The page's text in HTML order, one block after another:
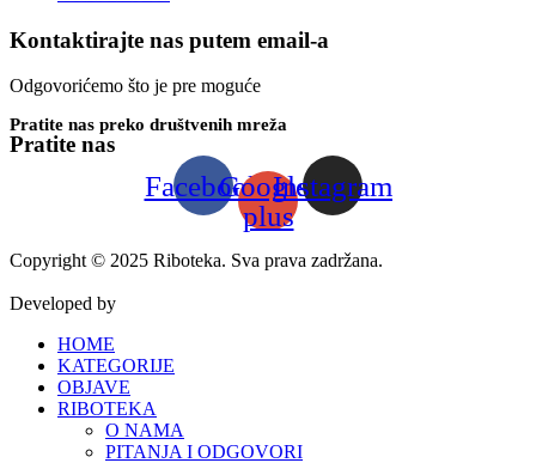
Kontaktirajte nas putem email-a
Odgovorićemo što je pre moguće
Pratite nas preko društvenih mreža
Pratite nas
FacebookGoogle-
plus
Instagram
Copyright © 2025 Riboteka. Sva prava zadržana.
Developed by
HOME
KATEGORIJE
OBJAVE
RIBOTEKA
O NAMA
PITANJA I ODGOVORI